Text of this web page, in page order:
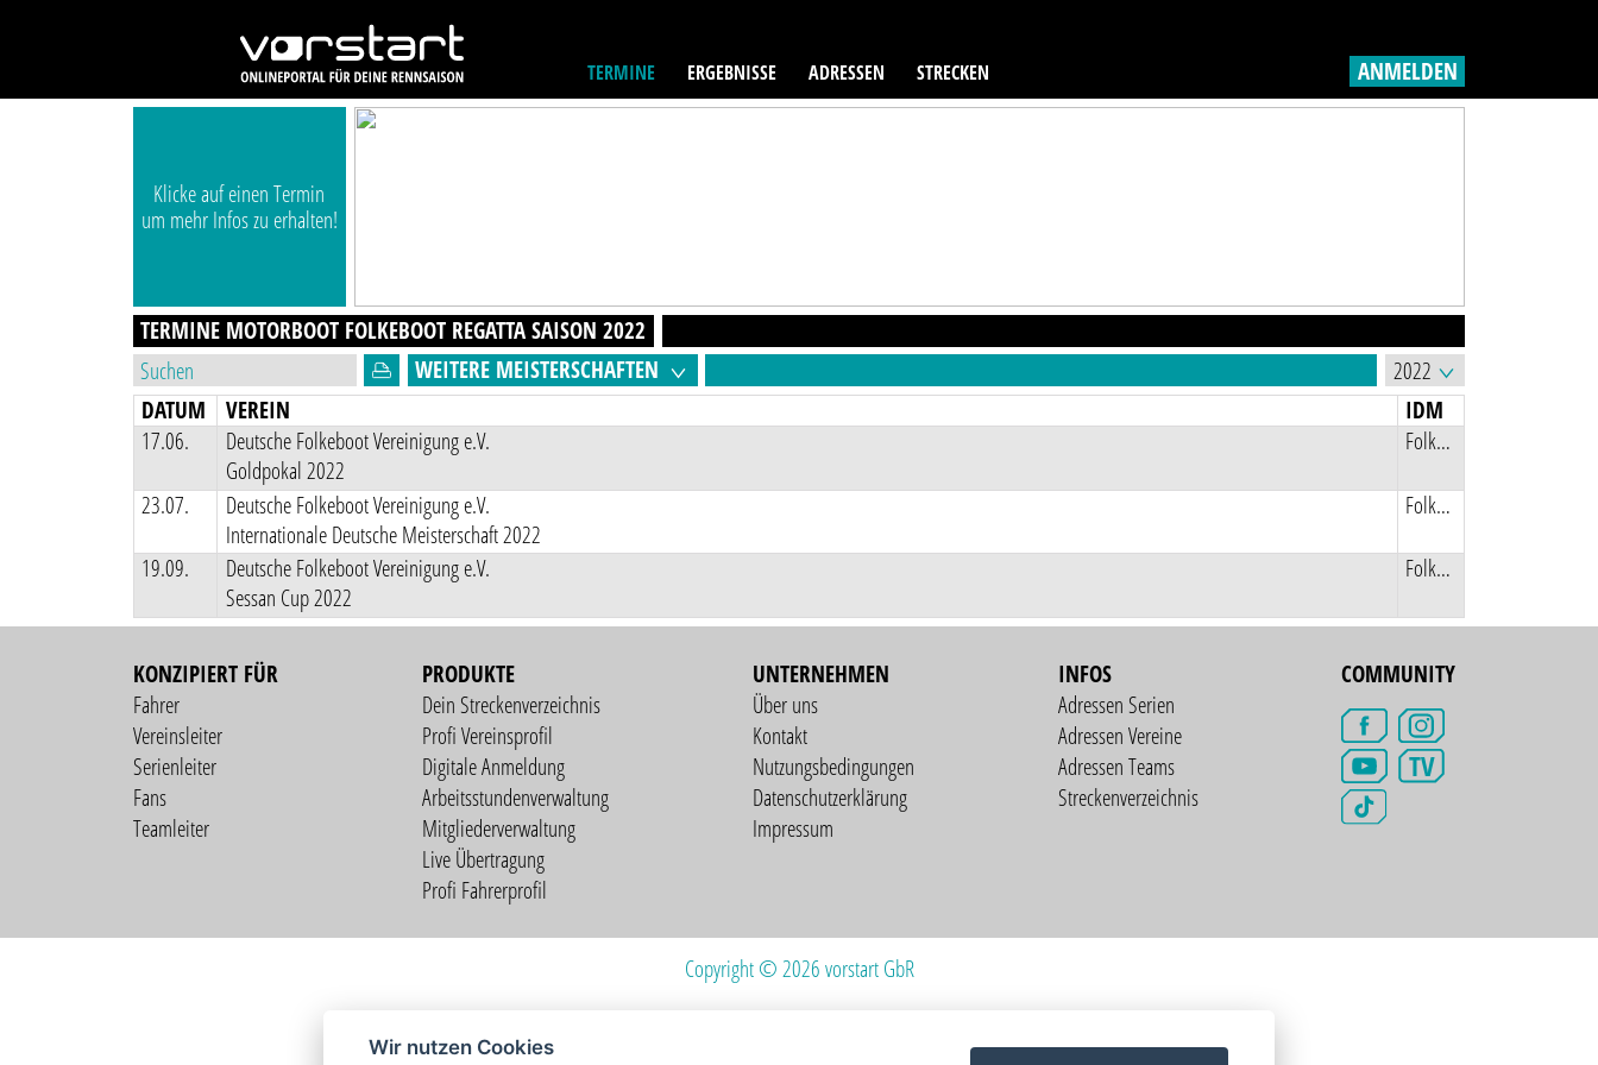
TERMINE ERGEBNISSE ADRESSEN STRECKEN ANMELDEN
Klicke auf einen Termin
um mehr Infos zu erhalten!
TERMINE MOTORBOOT FOLKEBOOT REGATTASAISON2022
WEITERE MEISTERSCHAFTEN
DATUM
VEREIN
IDM
17.06.
Deutsche Folkeboot Vereinigung e.V.
Goldpokal 2022
Folkeboot Regatta
23.07.
Deutsche Folkeboot Vereinigung e.V.
Internationale Deutsche Meisterschaft 2022
Folkeboot Regatta
19.09.
Deutsche Folkeboot Vereinigung e.V.
Sessan Cup 2022
Folkeboot Regatta
KONZIPIERT FÜR
Fahrer
Vereinsleiter
Serienleiter
Fans
Teamleiter
PRODUKTE
Dein Streckenverzeichnis
Profi Vereinsprofil
Digitale Anmeldung
Arbeitsstundenverwaltung
Mitgliederverwaltung
Live Übertragung
Profi Fahrerprofil
UNTERNEHMEN
Über uns
Kontakt
Nutzungsbedingungen
Datenschutzerklärung
Impressum
INFOS
Adressen Serien
Adressen Vereine
Adressen Teams
Streckenverzeichnis
COMMUNITY
TV
Copyright © 2026 vorstart GbR
Wir nutzen Cookies